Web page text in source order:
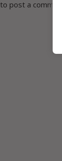
to post a comment.